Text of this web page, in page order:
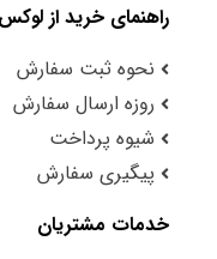
راهنمای خرید از
نحوه ثبت سفارش
روزه ارسال سفارش
شیوه پرداخت
پیگیری سفارش
خدمات مشتریان